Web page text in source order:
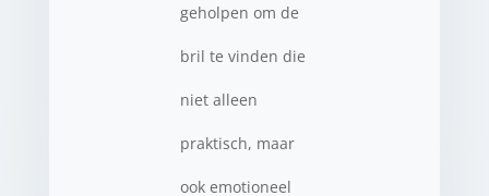
geholpen om de
bril te vinden die
niet alleen
praktisch, maar
ook emotioneel